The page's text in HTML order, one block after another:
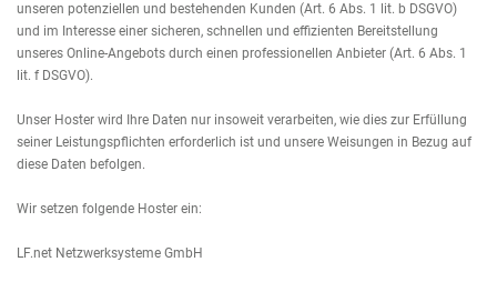
unseren potenziellen und bestehenden Kunden (Art. 6 Abs. 1 lit. b DSGVO)
und im Interesse einer sicheren, schnellen und effizienten Bereitstellung
unseres Online-Angebots durch einen professionellen Anbieter (Art. 6 Abs. 1
lit. f DSGVO).
Unser Hoster wird Ihre Daten nur insoweit verarbeiten, wie dies zur Erfüllung
seiner Leistungspflichten erforderlich ist und unsere Weisungen in Bezug auf
diese Daten befolgen.
Wir setzen folgende Hoster ein:
LF.net Netzwerksysteme GmbH